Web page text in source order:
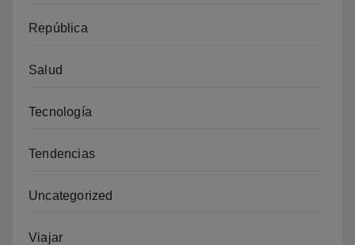
República
Salud
Tecnología
Tendencias
Uncategorized
Viajar